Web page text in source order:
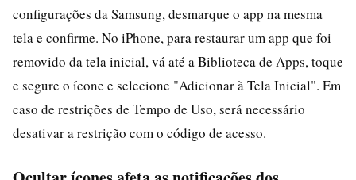
configurações da Samsung, desmarque o app na mesma
tela e confirme. No iPhone, para restaurar um app que foi
removido da tela inicial, vá até a Biblioteca de Apps, toque
e segure o ícone e selecione "Adicionar à Tela Inicial". Em
caso de restrições de Tempo de Uso, será necessário
desativar a restrição com o código de acesso.